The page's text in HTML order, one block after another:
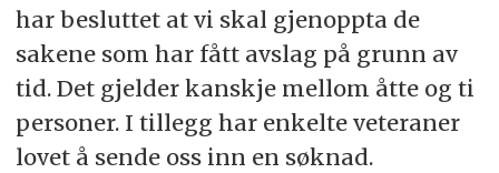
har besluttet at vi skal gjenoppta de
sakene som har fått avslag på grunn av
tid. Det gjelder kanskje mellom åtte og ti
personer. I tillegg har enkelte veteraner
lovet å sende oss inn en søknad.